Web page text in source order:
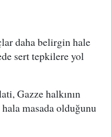
daha belirgin hale
sert tepkilere yol
Gazze halkının
masada olduğunu